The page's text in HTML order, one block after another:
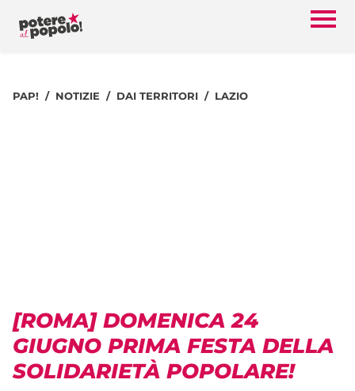
PAP! NOTIZIE DAI TERRITORI LAZIO
[ROMA] DOMENICA 24
GIUGNO PRIMA FESTA DELLA
SOLIDARIETÀ POPOLARE!